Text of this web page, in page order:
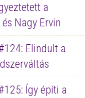
a
Nagy Ervin
Elindult a
Így építi a